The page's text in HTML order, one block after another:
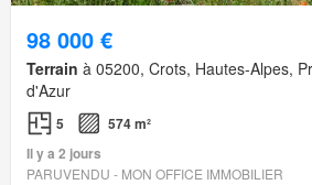
98 000 €
Terrain à 05200, Crots, Hautes-Alpes,
d'Azur
5
574 m²
Il y a 2 jours
PARUVENDU - MON OFFICE IMMOBILIER